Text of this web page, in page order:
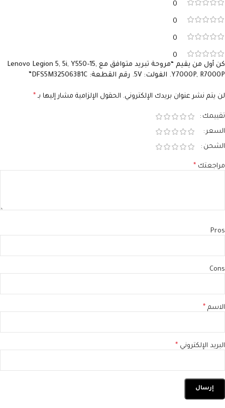
0
0
0
0
كن أول من يقيم “مروحة تبريد متوافق مع Lenovo Legion 5, 5i, Y550-15,
Y7000P, R7000P. الفولت: 5V. رقم القطعة: DFS5M325063B1C”
لن يتم نشر عنوان بريدك الإلكتروني. الحقول الإلزامية مشار إليها بـ *
تقييمك
السعر
الشحن
مراجعتك *
Pros
Cons
الاسم *
البريد الإلكتروني *